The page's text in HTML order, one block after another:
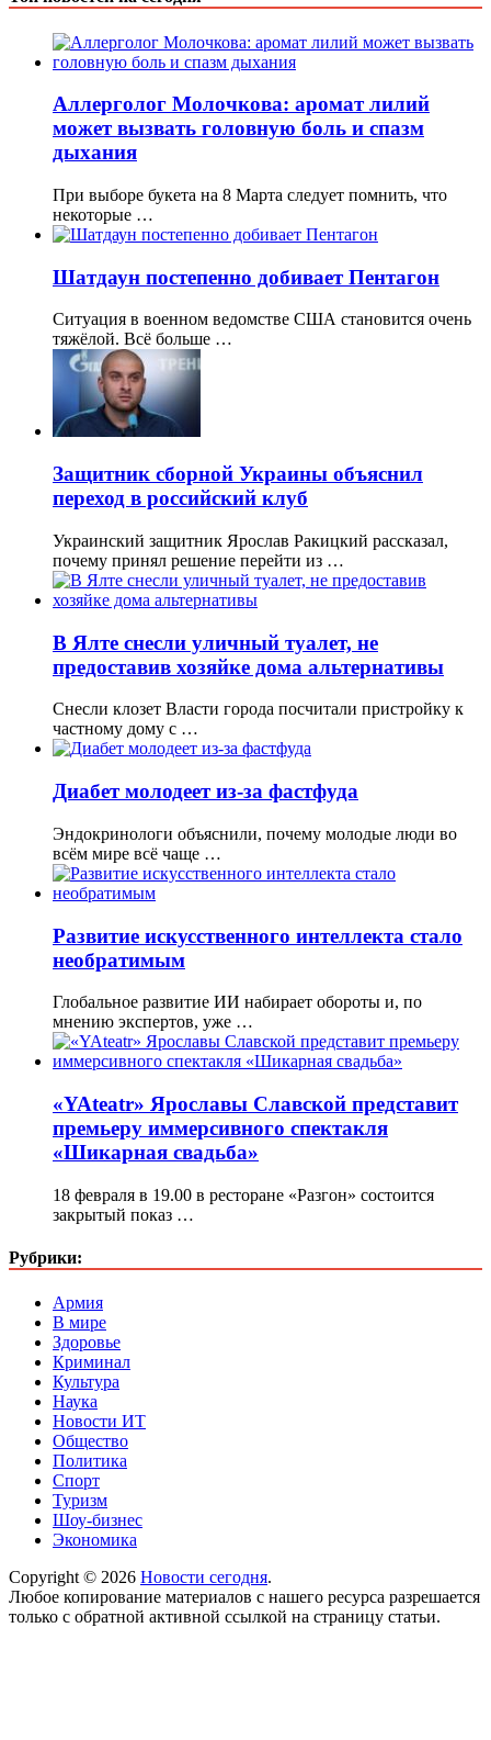
Аллерголог Молочкова: аромат лилий
может вызвать головную боль и спазм
дыхания
При выборе букета на 8 Марта следует помнить, что
некоторые …
Шатдаун постепенно добивает Пентагон
Ситуация в военном ведомстве США становится очень
тяжёлой. Всё больше …
Защитник сборной Украины объяснил
переход в российский клуб
Украинский защитник Ярослав Ракицкий рассказал,
почему принял решение перейти из …
В Ялте снесли уличный туалет, не
предоставив хозяйке дома альтернативы
Снесли клозет Власти города посчитали пристройку к
частному дому с …
Диабет молодеет из-за фастфуда
Эндокринологи объяснили, почему молодые люди во
всём мире всё чаще …
Развитие искусственного интеллекта стало
необратимым
Глобальное развитие ИИ набирает обороты и, по
мнению экспертов, уже …
«YAteatr» Ярославы Славской представит
премьеру иммерсивного спектакля
«Шикарная свадьба»
18 февраля в 19.00 в ресторане «Разгон» состоится
закрытый показ …
Рубрики:
Армия
В мире
Здоровье
Криминал
Культура
Наука
Новости ИТ
Общество
Политика
Спорт
Туризм
Шоу-бизнес
Экономика
Copyright © 2026 Новости сегодня.
Любое копирование материалов с нашего ресурса разрешается
только с обратной активной ссылкой на страницу статьи.